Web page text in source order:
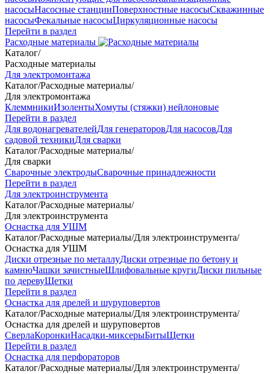
насосыНасосные станцииПоверхностные насосыСкважинные
насосыФекальные насосыЦиркуляционные насосы
Перейти в раздел
Расходные материалы
Каталог/
Расходные материалы
Для электромонтажа
Каталог/Расходные материалы/
Для электромонтажа
КлеммникиИзолентыХомуты (стяжки) нейлоновые
Перейти в раздел
Для водонагревателейДля генераторовДля насосовДля
садовой техникиДля сварки
Каталог/Расходные материалы/
Для сварки
Сварочные электродыСварочные принадлежности
Перейти в раздел
Для электроинструмента
Каталог/Расходные материалы/
Для электроинструмента
Оснастка для УШМ
Каталог/Расходные материалы/Для электроинструмента/
Оснастка для УШМ
Диски отрезные по металлуДиски отрезные по бетону и
камнюЧашки зачистныеШлифовальные кругиДиски пильные
по деревуЩетки
Перейти в раздел
Оснастка для дрелей и шуруповертов
Каталог/Расходные материалы/Для электроинструмента/
Оснастка для дрелей и шуруповертов
СверлаКоронкиНасадки-миксерыБитыЩетки
Перейти в раздел
Оснастка для перфораторов
Каталог/Расходные материалы/Для электроинструмента/